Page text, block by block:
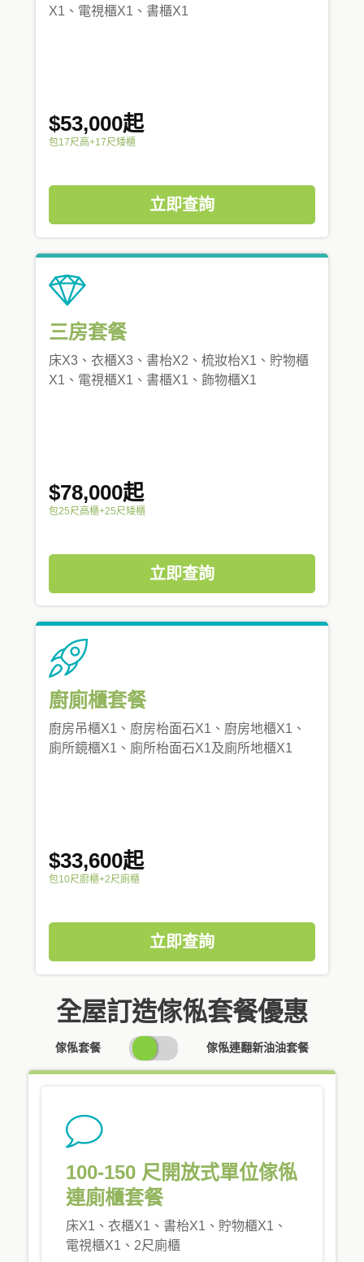
X1、電視櫃X1、書櫃X1
$53,000起
包17尺高+17尺矮櫃
立即查詢
三房套餐
床X3、衣櫃X3、書枱X2、梳妝枱X1、貯物櫃
X1、電視櫃X1、書櫃X1、飾物櫃X1
$78,000起
包25尺高櫃+25尺矮櫃
立即查詢
廚廁櫃套餐
廚房吊櫃X1、廚房枱面石X1、廚房地櫃X1、
廁所鏡櫃X1、廁所枱面石X1及廁所地櫃X1
$33,600起
包10尺廚櫃+2尺廁櫃
立即查詢
全屋訂造傢俬套餐優惠
傢俬套餐
SWITCH
PRICING
傢俬連翻新油油套餐
100-150 尺開放式單位傢俬
連廁櫃套餐
床X1、衣櫃X1、書枱X1、貯物櫃X1、
電視櫃X1、2尺廁櫃